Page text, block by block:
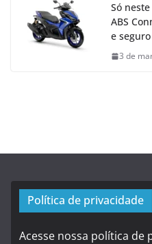
Só
ABS
e
3 de
Política de privacidade
Acesse nossa política de